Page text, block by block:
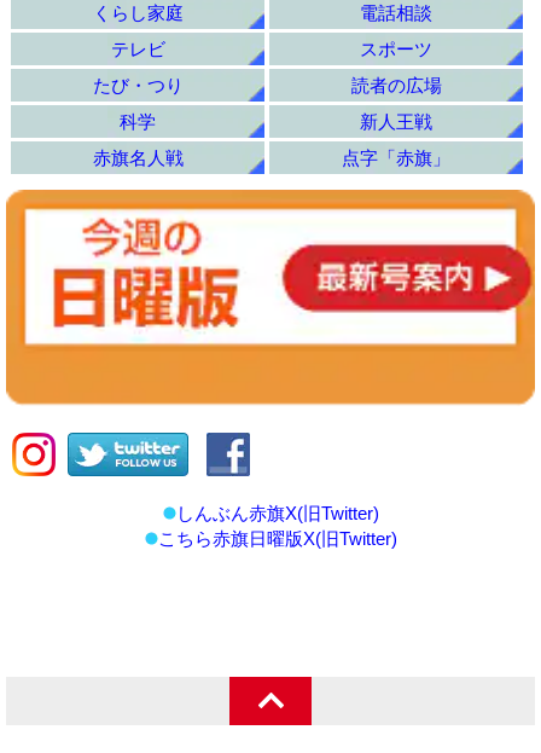
くらし家庭
電話相談
テレビ
スポーツ
たび・つり
読者の広場
科学
新人王戦
赤旗名人戦
点字「赤旗」
しんぶん赤旗X(旧Twitter)
こちら赤旗日曜版X(旧Twitter)